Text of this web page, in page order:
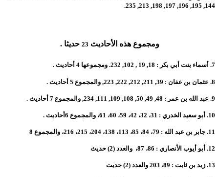
144, 195, 196, 197, 198, 213, 235.
ومجموع هذه الأحاديث 23 حديثا .
7. أسماء بنت أبي بكر : 18, 19 , 102, 232. ومجموعها 4 أحاديث .
8. عثمان بن عفان : 39, 211, 212, 222, 223, والمجموع 5 أحاديث .
9. عبد الله بن عمر : 48, 49, 50, 108, 109, 111, 234, والمجموع 7 أحاديث .
10. أبو سعيد الخدري : 31، 32، 42، 59، 60، 61، والمجموع 6أحاديث .
11. جابر بن عبد الله : 79، 84، 85، 113، 138، 204، 215، 216، والمجموع 8
12. أبو أيوب الأنصاري : 86، 87، والعدد (2) حديث
13. زيد بن ثابت : 89، 203 والعدد (2) حديث